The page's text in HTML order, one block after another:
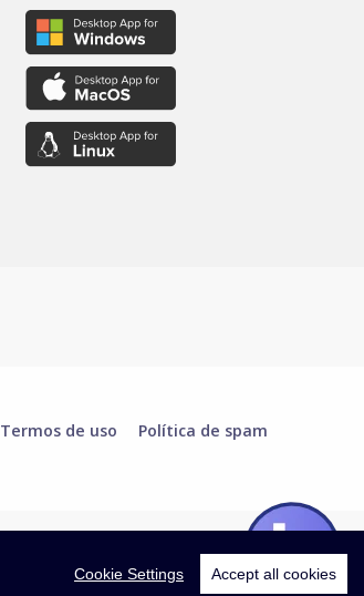
Termos de uso Política de spam
Cookie Settings Accept all cookies